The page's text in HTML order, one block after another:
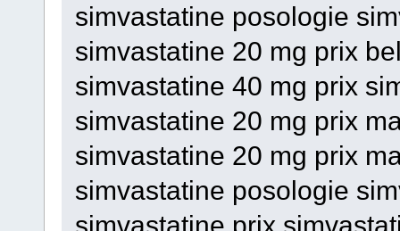
simvastatine posologie
simvastatine 20 mg prix
simvastatine 40 mg prix
simvastatine 20 mg prix
simvastatine 20 mg prix
simvastatine posologie
simvastatine prix